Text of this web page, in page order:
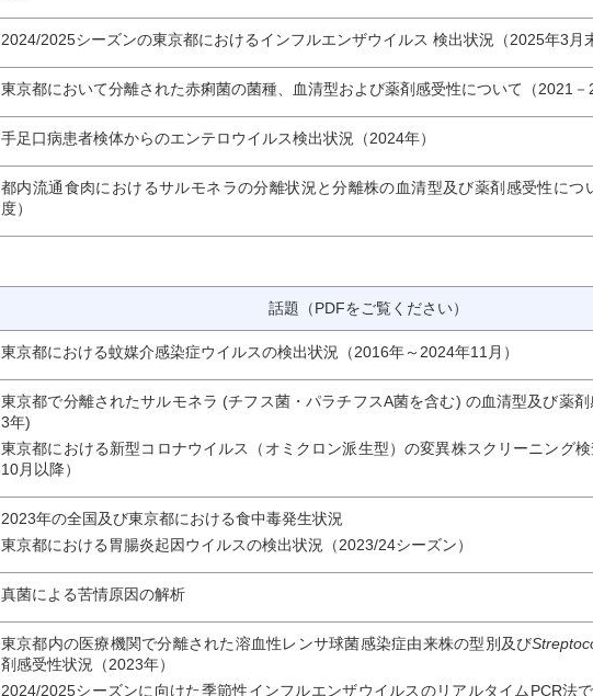
2024/2025シーズンの東京都におけるインフルエンザウイルス 検出状況（2025年3月
東京都において分離された赤痢菌の菌種、血清型および薬剤感受性について（2021－
手足口病患者検体からのエンテロウイルス検出状況（2024年）
都内流通食肉におけるサルモネラの分離状況と分離株の血清型及び薬剤感受性につ
度）
話題（PDFをご覧ください）
東京都における蚊媒介感染症ウイルスの検出状況（2016年～2024年11月）
東京都で分離されたサルモネラ (チフス菌・パラチフスA菌を含む) の血清型及び薬
3年)
東京都における新型コロナウイルス（オミクロン派生型）の変異株スクリーニング
10月以降）
2023年の全国及び東京都における食中毒発生状況
東京都における胃腸炎起因ウイルスの検出状況（2023/24シーズン）
真菌による苦情原因の解析
東京都内の医療機関で分離された溶血性レンサ球菌感染症由来株の型別及び
剤感受性状況（2023年）
2024/2025シーズンに向けた季節性インフルエンザウイルスのリアルタイムPCR法